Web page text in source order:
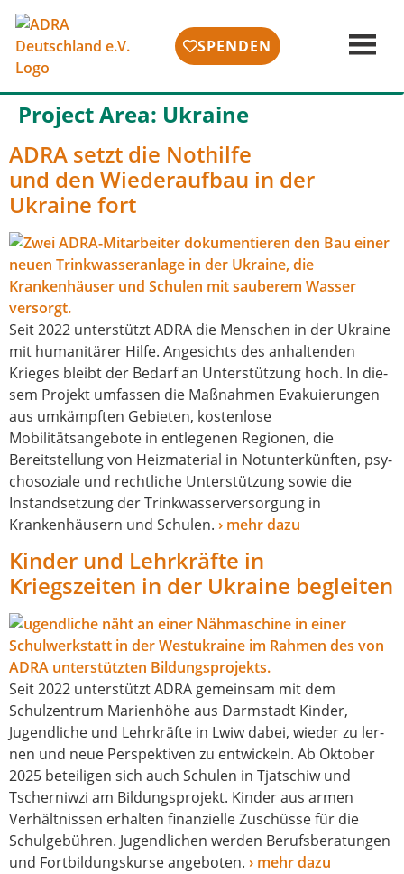
SPENDEN
Project Area: Ukraine
ADRA setzt die Nothilfe
und den Wiederaufbau in der
Ukraine fort
Seit 2022 unter­stützt ADRA die Menschen in der Ukraine
mit huma­ni­tä­rer Hilfe. Angesichts des anhal­ten­den
Krieges bleibt der Bedarf an Unterstützung hoch. In die­
sem Projekt umfas­sen die Maßnahmen Evakuierungen
aus umkämpf­ten Gebieten, kos­ten­lo­se
Mobilitätsangebote in ent­le­ge­nen Regionen, die
Bereitstellung von Heizmaterial in Notunterkünften, psy­
cho­so­zia­le und recht­li­che Unterstützung sowie die
Instandsetzung der Trinkwasserversorgung in
Krankenhäusern und Schulen. › mehr dazu
Kinder und Lehrkräfte in
Kriegszeiten in der Ukraine begleiten
Seit 2022 unter­stützt ADRA gemein­sam mit dem
Schulzentrum Marienhöhe aus Darmstadt Kinder,
Jugendliche und Lehrkräfte in Lwiw dabei, wie­der zu ler­
nen und neue Perspektiven zu ent­wi­ckeln. Ab Oktober
2025 betei­li­gen sich auch Schulen in Tjatschiw und
Tscherniwzi am Bildungsprojekt. Kinder aus armen
Verhältnissen erhal­ten finan­zi­el­le Zuschüsse für die
Schulgebühren. Jugendlichen wer­den Berufsberatungen
und Fortbildungskurse ange­bo­ten. › mehr dazu